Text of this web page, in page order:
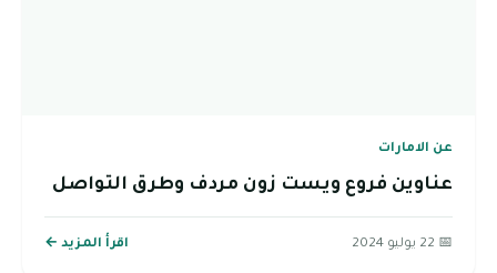
عن الامارات
عناوين فروع ويست زون مردف وطرق التواصل
📅 22 يوليو 2024 اقرأ المزيد ←